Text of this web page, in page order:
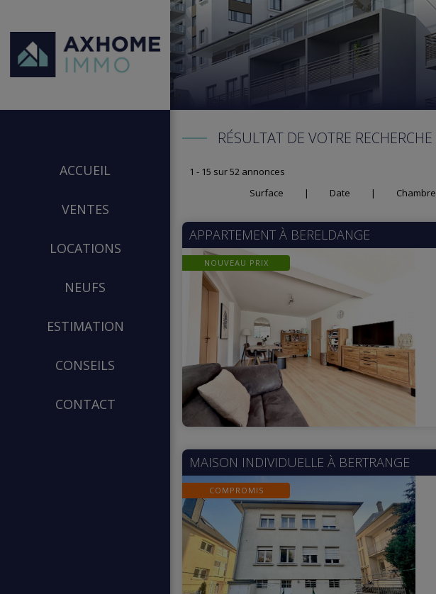
ACCUEIL
VENTES
LOCATIONS
NEUFS
ESTIMATION
CONSEILS
CONTACT
RÉSULTAT DE VOTRE RECHERCHE
1 - 15 sur 52 annonces
Surface
| Date | Chambre
APPARTEMENT À BERELDANGE
NOUVEAU PRIX
MAISON INDIVIDUELLE À BERTRANGE
COMPROMIS